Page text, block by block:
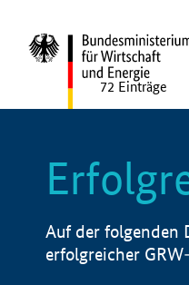
72 Einträge
Auf der folgenden
erfolgreicher